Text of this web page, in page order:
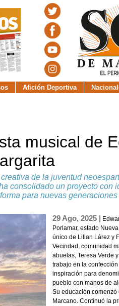
Afición Deportiva
musical de
de la juventud
consolidado un proyecto con
para nuevas generaciones
29 Ago, 2025 |
Porlamar, estado
único de Lilian Lárez y
Vecindad, comunidad
abuelas, Teresa Verde
trabajo en la
inspiración para
pueblo con manos de
Su educación
Marcano. Continuó la